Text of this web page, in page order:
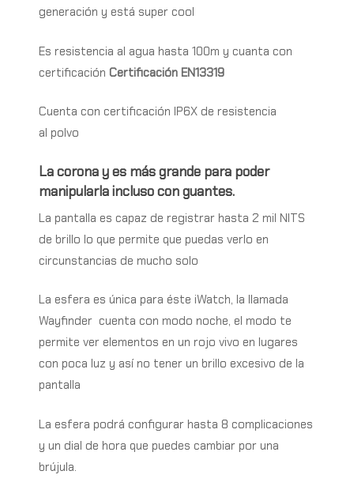
generación y está super cool
Es resistencia al agua hasta 100m y cuanta con
certificación Certificación EN13319
Cuenta con certificación IP6X de resistencia
al polvo
La corona y es más grande para poder
manipularla incluso con guantes.
La pantalla es capaz de registrar hasta 2 mil NITS
de brillo lo que permite que puedas verlo en
circunstancias de mucho solo
La esfera es única para éste iWatch, la llamada
Wayfinder cuenta con modo noche, el modo te
permite ver elementos en un rojo vivo en lugares
con poca luz y así no tener un brillo excesivo de la
pantalla
La esfera podrá configurar hasta 8 complicaciones
y un dial de hora que puedes cambiar por una
brújula.